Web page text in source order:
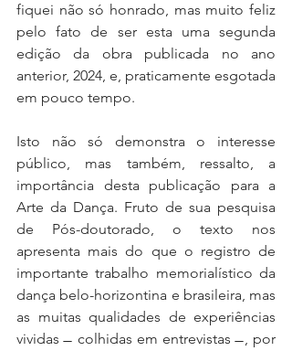
fiquei não só honrado, mas muito feliz
pelo fato de ser esta uma segunda
edição da obra publicada no ano
anterior, 2024, e, praticamente esgotada
em pouco tempo.
Isto não só demonstra o interesse
público, mas também, ressalto, a
importância desta publicação para a
Arte da Dança. Fruto de sua pesquisa
de Pós-doutorado, o texto nos
apresenta mais do que o registro de
importante trabalho memorialístico da
dança belo-horizontina e brasileira, mas
as muitas qualidades de experiências
vividas  ̶  colhidas em entrevistas  ̶ , por